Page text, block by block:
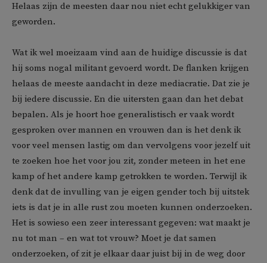
Helaas zijn de meesten daar nou niet echt gelukkiger van
geworden.
Wat ik wel moeizaam vind aan de huidige discussie is dat
hij soms nogal militant gevoerd wordt. De flanken krijgen
helaas de meeste aandacht in deze mediacratie. Dat zie je
bij iedere discussie. En die uitersten gaan dan het debat
bepalen. Als je hoort hoe generalistisch er vaak wordt
gesproken over mannen en vrouwen dan is het denk ik
voor veel mensen lastig om dan vervolgens voor jezelf uit
te zoeken hoe het voor jou zit, zonder meteen in het ene
kamp of het andere kamp getrokken te worden. Terwijl ik
denk dat de invulling van je eigen gender toch bij uitstek
iets is dat je in alle rust zou moeten kunnen onderzoeken.
Het is sowieso een zeer interessant gegeven: wat maakt je
nu tot man – en wat tot vrouw? Moet je dat samen
onderzoeken, of zit je elkaar daar juist bij in de weg door